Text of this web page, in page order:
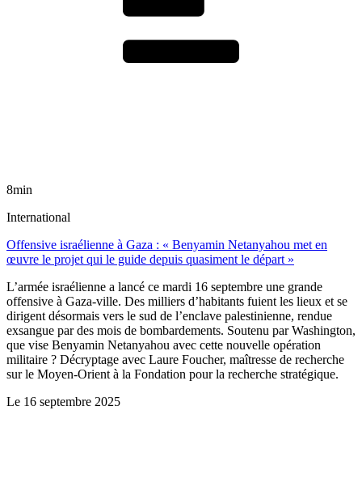
8min
International
Offensive israélienne à Gaza : « Benyamin Netanyahou met en
œuvre le projet qui le guide depuis quasiment le départ »
L’armée israélienne a lancé ce mardi 16 septembre une grande
offensive à Gaza-ville. Des milliers d’habitants fuient les lieux et se
dirigent désormais vers le sud de l’enclave palestinienne, rendue
exsangue par des mois de bombardements. Soutenu par Washington,
que vise Benyamin Netanyahou avec cette nouvelle opération
militaire ? Décryptage avec Laure Foucher, maîtresse de recherche
sur le Moyen-Orient à la Fondation pour la recherche stratégique.
Le 16 septembre 2025